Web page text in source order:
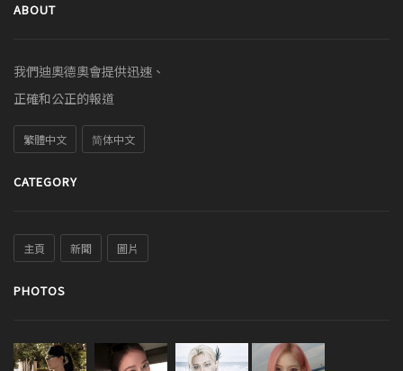
ABOUT
我們迪奧德奧會提供迅速、
正確和公正的報道
繁體中文 简体中文
CATEGORY
主頁 新聞 圖片
PHOTOS